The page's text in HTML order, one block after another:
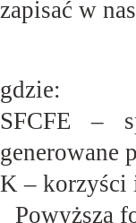
zapisać w
gdzie:
SFCFE –
generowane
K – korzyści
Powyższa